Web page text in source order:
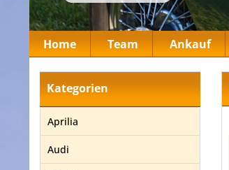
Home Team Ankauf
Kategorien
Aprilia
Audi